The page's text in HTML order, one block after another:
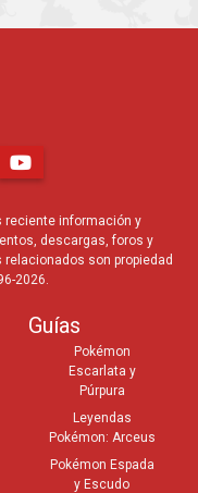
reciente información y
descargas, foros y
son propiedad
2026.
Guías
Pokémon
Escarlata y
Púrpura
Leyendas
Pokémon: Arceus
Pokémon Espada
y Escudo